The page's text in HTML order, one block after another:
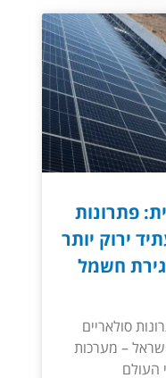
פתרונות
ירוק יותר
חשמל
סולאריים
– מערכות
העולם